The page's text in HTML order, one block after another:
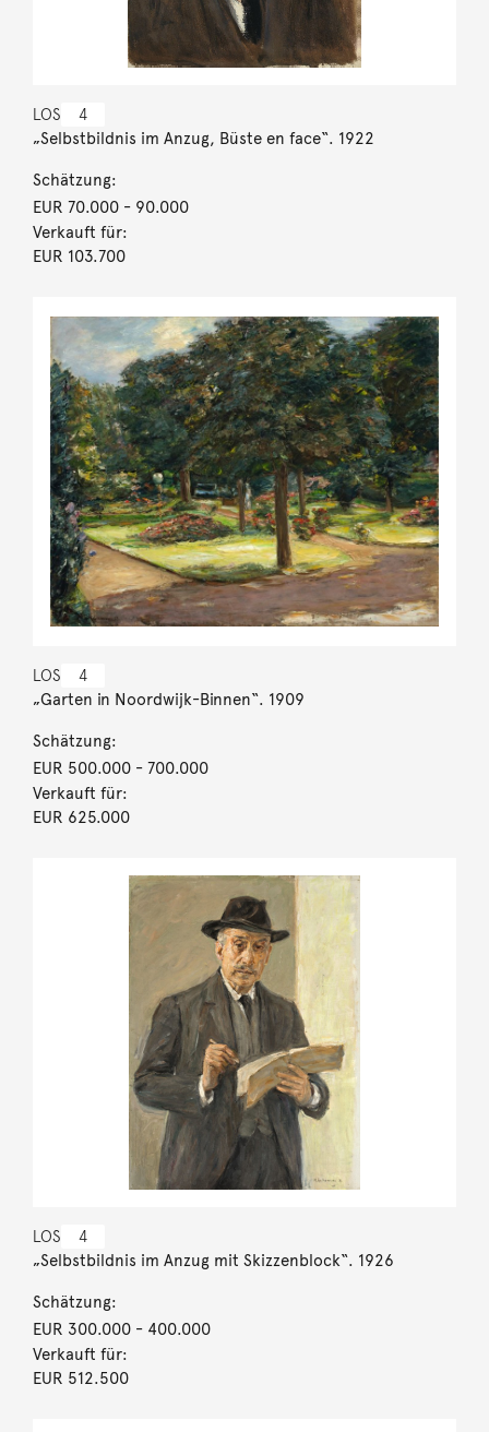
LOS 4
„Selbstbildnis im Anzug, Büste en face“. 1922
Schätzung:
EUR 70.000- 90.000
Verkauft für:
EUR 103.700
LOS 4
„Garten in Noordwijk-Binnen“. 1909
Schätzung:
EUR 500.000- 700.000
Verkauft für:
EUR 625.000
LOS 4
„Selbstbildnis im Anzug mit Skizzenblock“. 1926
Schätzung:
EUR 300.000- 400.000
Verkauft für:
EUR 512.500